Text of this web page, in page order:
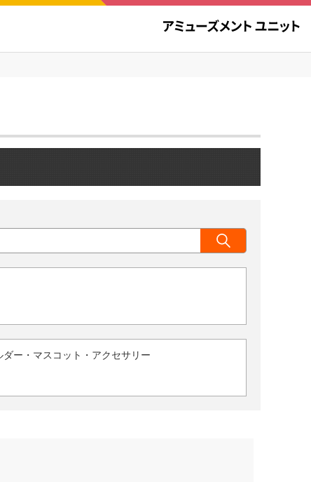
ダー・マスコット・アクセサリー